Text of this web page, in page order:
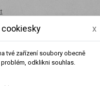
+420 491 462 001
cookiesky x
tvé zařízení soubory obecně
odklikni souhlas.